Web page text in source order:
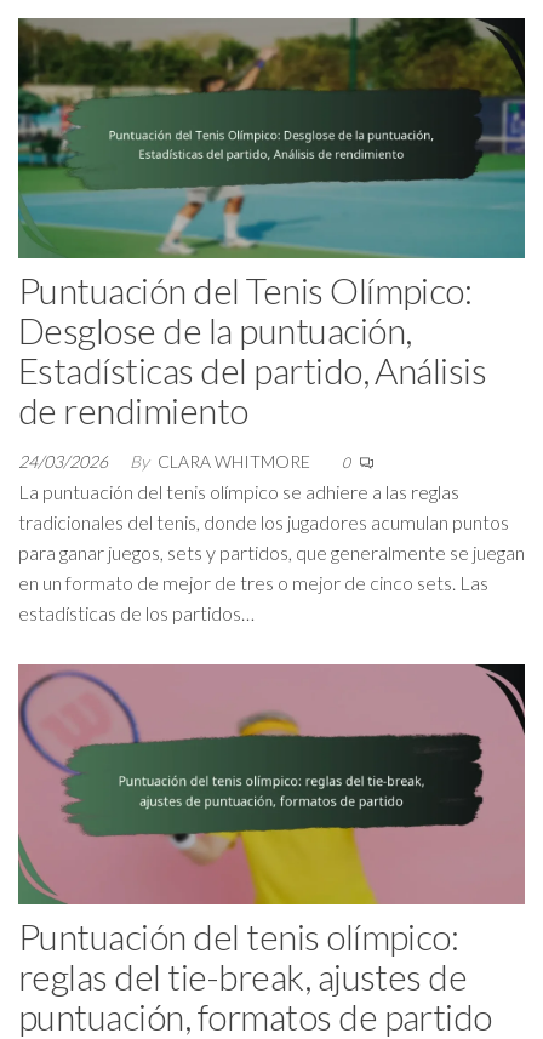
Puntuación del Tenis Olímpico:
Desglose de la puntuación,
Estadísticas del partido, Análisis
de rendimiento
24/03/2026 By CLARA WHITMORE 0
La puntuación del tenis olímpico se adhiere a las reglas
tradicionales del tenis, donde los jugadores acumulan puntos
para ganar juegos, sets y partidos, que generalmente se juegan
en un formato de mejor de tres o mejor de cinco sets. Las
estadísticas de los partidos…
Puntuación del tenis olímpico:
reglas del tie-break, ajustes de
puntuación, formatos de partido